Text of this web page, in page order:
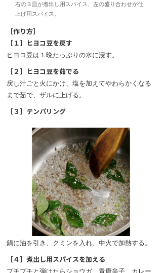
右の３皿が煮出し用スパイス、左の盛り合わせが仕
上げ用スパイス。
［作り方］
［１］ヒヨコ豆を戻す
ヒヨコ豆は１晩たっぷりの水に浸す。
［２］ヒヨコ豆を茹でる
戻し汁ごと火にかけ、塩を加えてやわらかくなる
まで茹で、ザルに上げる。
［３］テンパリング
鍋に油を引き、クミンを入れ、中火で加熱する。
［４］煮出し用スパイスを加える
プチプチと弾けたらショウガ、青唐辛子、カレー